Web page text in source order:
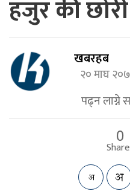
हजुर की छोरी
खबरहब
२० माघ
पढ्न लाग्ने
0